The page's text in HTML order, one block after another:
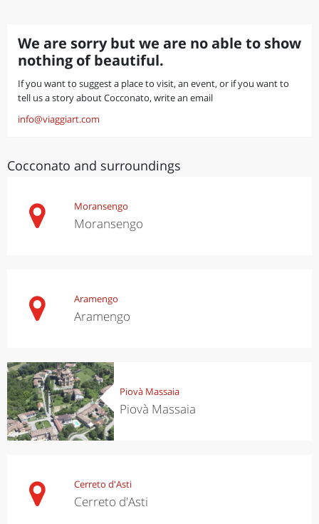
We are sorry but we are no able to show
nothing of beautiful.
If you want to suggest a place to visit, an event, or if you want to
tell us a story about Cocconato, write an email
info@viaggiart.com
Cocconato and surroundings
Moransengo
Moransengo
Aramengo
Aramengo
Piovà Massaia
Piovà Massaia
Cerreto d'Asti
Cerreto d'Asti